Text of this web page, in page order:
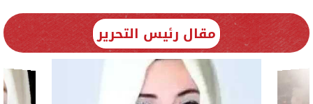
مقال رئيس التحرير